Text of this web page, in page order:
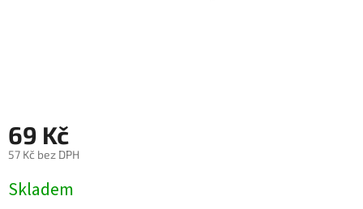
69 Kč
57 Kč bez DPH
cena:
Skladem